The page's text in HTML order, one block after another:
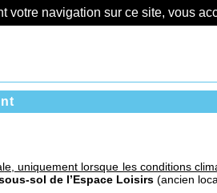
votre navigation sur ce site, vous
e, uniquement lorsque les conditions
sol de l’Espace Loisirs (ancien